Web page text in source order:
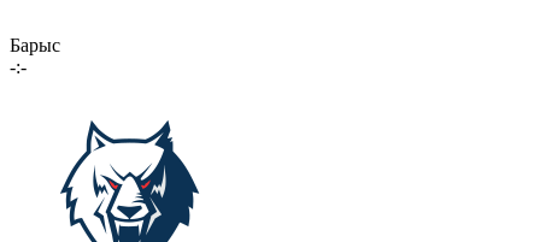
Барыс
-:-